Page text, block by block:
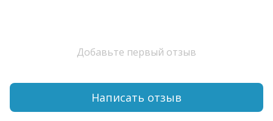
Добавьте первый отзыв
Написать отзыв